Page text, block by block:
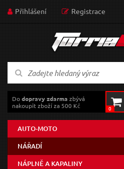
Přihlášení Registrace
Dodopravy zdarma zbývá
nakoupit zboží za 500 Kč
0
AUTO-MOTO
NÁŘADÍ
NÁPLNĚ A KAPALINY